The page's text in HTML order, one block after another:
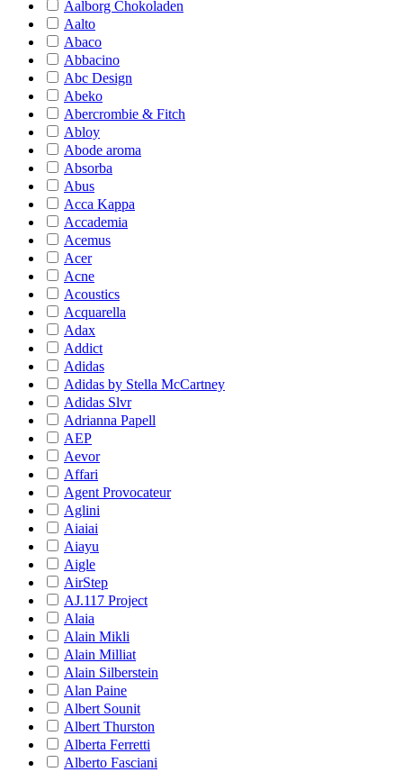
Aalborg Chokoladen
Aalto
Abaco
Abbacino
Abc Design
Abeko
Abercrombie & Fitch
Abloy
Abode aroma
Absorba
Abus
Acca Kappa
Accademia
Acemus
Acer
Acne
Acoustics
Acquarella
Adax
Addict
Adidas
Adidas by Stella McCartney
Adidas Slvr
Adrianna Papell
AEP
Aevor
Affari
Agent Provocateur
Aglini
Aiaiai
Aiayu
Aigle
AirStep
AJ.117 Project
Alaia
Alain Mikli
Alain Milliat
Alain Silberstein
Alan Paine
Albert Sounit
Albert Thurston
Alberta Ferretti
Alberto Fasciani